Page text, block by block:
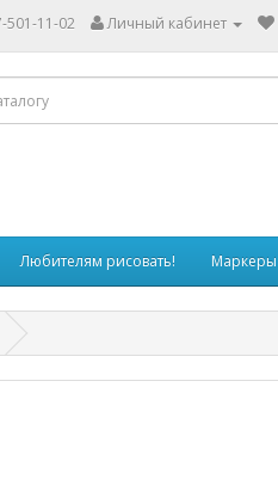
501-11-02 Личный кабинет
Любителям рисовать! Маркеры